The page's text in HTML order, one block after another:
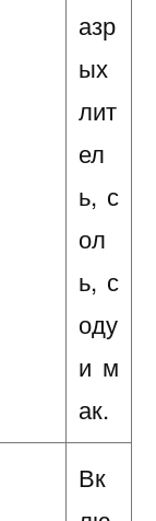
азр
ых
лит
ел
ь, с
ол
ь, с
оду
и м
ак.
Вк